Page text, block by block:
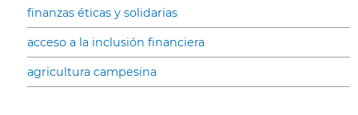
finanzas éticas y solidarias
acceso a la inclusión financiera
agricultura campesina